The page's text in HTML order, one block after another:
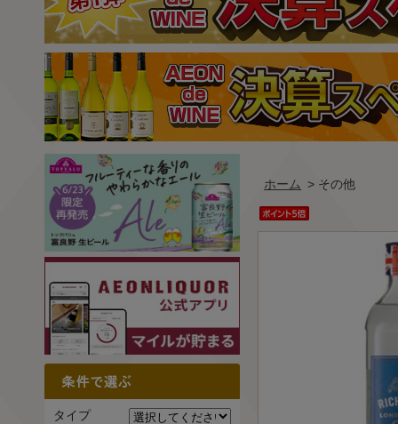
ホーム > その他
タイプ